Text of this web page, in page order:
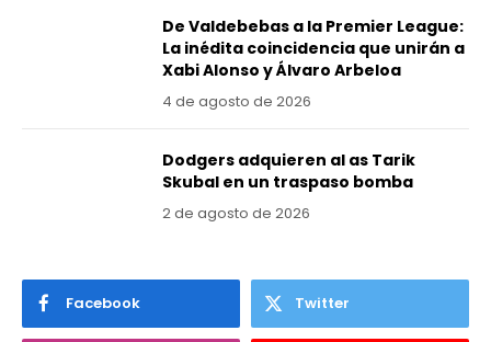
De Valdebebas a la Premier League:
La inédita coincidencia que unirán a
Xabi Alonso y Álvaro Arbeloa
4 de agosto de 2026
Dodgers adquieren al as Tarik
Skubal en un traspaso bomba
2 de agosto de 2026
Facebook Twitter